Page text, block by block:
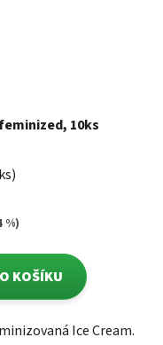
10ks
%)
KOŠÍKU
Ice Cream.